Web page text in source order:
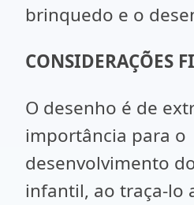
brinquedo e o
CONSIDERAÇÕES
O desenho é de
importância para o
desenvolvimento
infantil, ao traça-lo